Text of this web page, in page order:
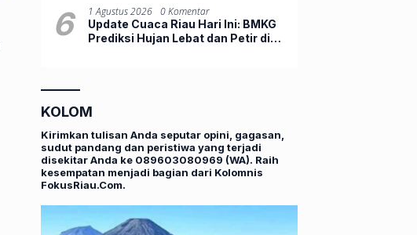
6 1 Agustus 2026
0 Komentar
Update Cuaca Riau Hari Ini: BMKG
Prediksi Hujan Lebat dan Petir di
KOLOM
Kirimkan tulisan Anda seputar opini, gagasan,
sudut pandang dan peristiwa yang terjadi
disekitar Anda ke 089603080969 (WA). Raih
kesempatan menjadi bagian dari Kolomnis
FokusRiau.Com.